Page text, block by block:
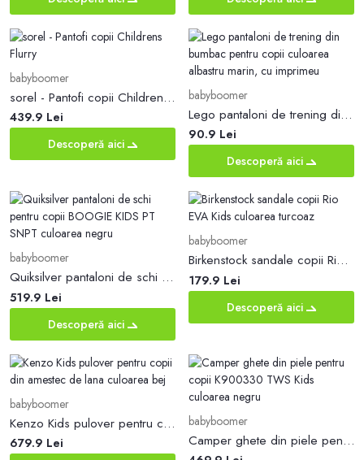
babyboomer
sorel - Pantofi copii Childrens Flurry
439.9 Lei
Descoperă aici
babyboomer
Lego pantaloni de trening din bumbac pentru copii culoarea albastru marin, cu imprimeu
90.9 Lei
Descoperă aici
babyboomer
Quiksilver pantaloni de schi pentru copii BOOGIE KIDS PT SNPT culoarea negru
519.9 Lei
Descoperă aici
babyboomer
Birkenstock sandale copii Rio EVA Kids culoarea turcoaz
179.9 Lei
Descoperă aici
babyboomer
Kenzo Kids pulover pentru copii din amestec de lana culoarea bej
679.9 Lei
babyboomer
Camper ghete din piele pentru copii K900330 TWS Kids culoarea negru